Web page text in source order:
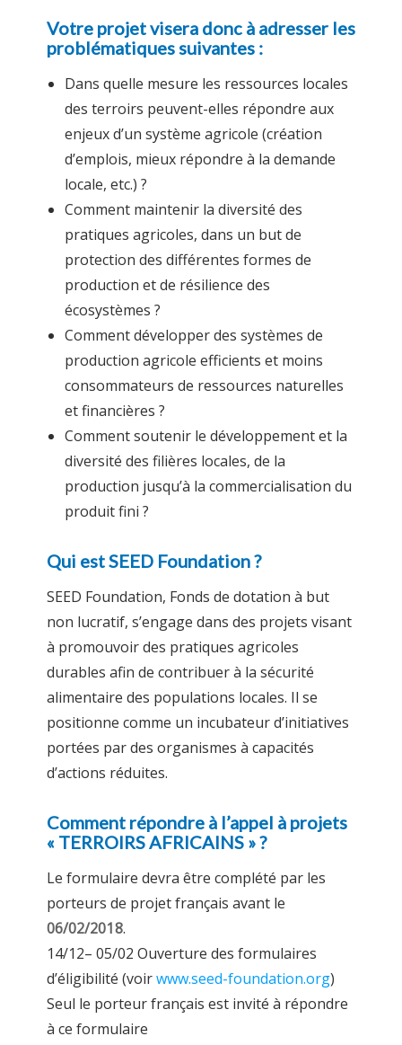
Votre projet visera donc à adresser les
problématiques suivantes :
Dans quelle mesure les ressources locales
des terroirs peuvent-elles répondre aux
enjeux d’un système agricole (création
d’emplois, mieux répondre à la demande
locale, etc.) ?
Comment maintenir la diversité des
pratiques agricoles, dans un but de
protection des différentes formes de
production et de résilience des
écosystèmes ?
Comment développer des systèmes de
production agricole efficients et moins
consommateurs de ressources naturelles
et financières ?
Comment soutenir le développement et la
diversité des filières locales, de la
production jusqu’à la commercialisation du
produit fini ?
Qui est SEED Foundation ?
SEED Foundation, Fonds de dotation à but
non lucratif, s’engage dans des projets visant
à promouvoir des pratiques agricoles
durables afin de contribuer à la sécurité
alimentaire des populations locales. Il se
positionne comme un incubateur d’initiatives
portées par des organismes à capacités
d’actions réduites.
Comment répondre à l’appel à projets
« TERROIRS AFRICAINS » ?
Le formulaire devra être complété par les
porteurs de projet français avant le
06/02/2018.
14/12– 05/02 Ouverture des formulaires
d’éligibilité (voirwww.seed-foundation.org)
Seul le porteur français est invité à répondre
à ce formulaire